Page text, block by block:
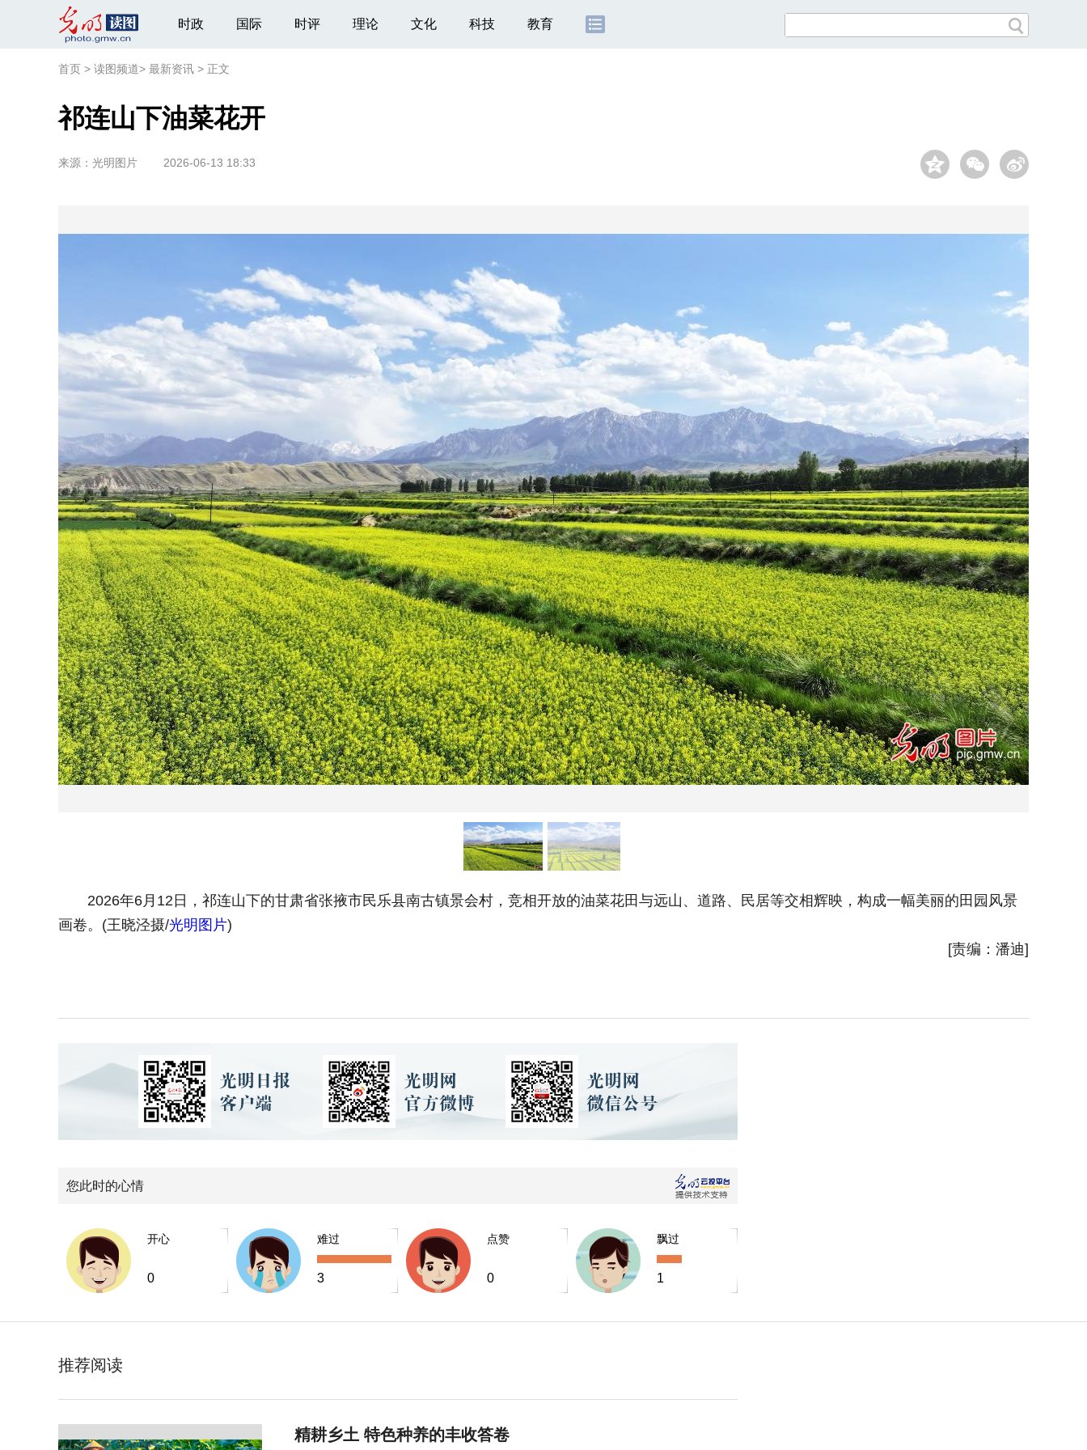
时政 国际 时评 理论 文化 科技 教育
首页 > 读图频道> 最新资讯 > 正文
祁连山下油菜花开
来源： 光明图片 2026-06-13 18:33
2026年6月12日，祁连山下的甘肃省张掖市民乐县南古镇景会村，竞相开放的油菜花田与远山、道路、民居等交相辉映，构成一幅美丽的田园风景
画卷。(王晓泾摄/光明图片)
[责编：潘迪]
您此时的心情
开心
0
难过
3
点赞
0
飘过
1
推荐阅读
精耕乡土 特色种养的丰收答卷